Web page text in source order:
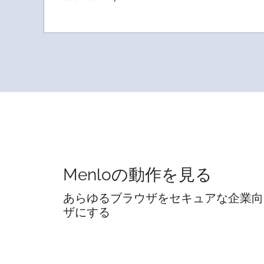
Menloの動作を見る
あらゆるブラウザをセキュアな企業
ザにする